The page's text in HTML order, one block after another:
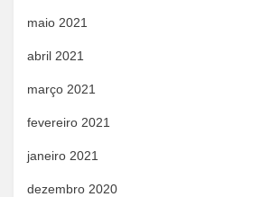
maio 2021
abril 2021
março 2021
fevereiro 2021
janeiro 2021
dezembro 2020